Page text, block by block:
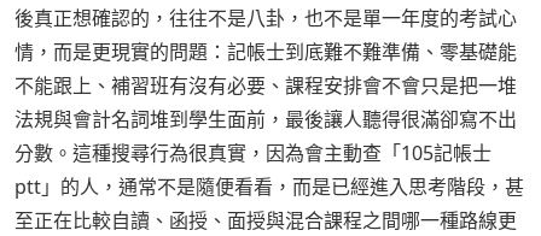
後真正想確認的，往往不是八卦，也不是單一年度的考試心
情，而是更現實的問題：記帳士到底難不難準備、零基礎能
不能跟上、補習班有沒有必要、課程安排會不會只是把一堆
法規與會計名詞堆到學生面前，最後讓人聽得很滿卻寫不出
分數。這種搜尋行為很真實，因為會主動查「105記帳士
ptt」的人，通常不是隨便看看，而是已經進入思考階段，甚
至正在比較自讀、函授、面授與混合課程之間哪一種路線更